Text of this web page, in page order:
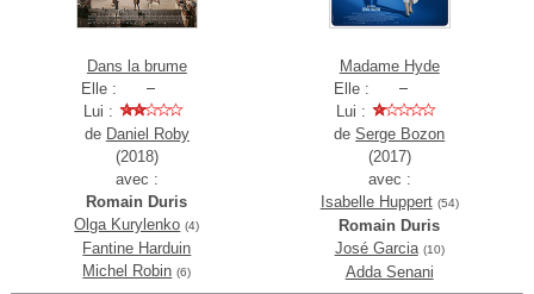
Dans la brume
Elle :
Lui :
de Daniel Roby
(2018)
avec :
Romain Duris
Olga Kurylenko (4)
Fantine Harduin
Michel Robin (6)
Madame Hyde
Elle :
Lui :
deSerge Bozon
(2017)
avec :
Isabelle Huppert (54)
Romain Duris
José Garcia (10)
Adda Senani